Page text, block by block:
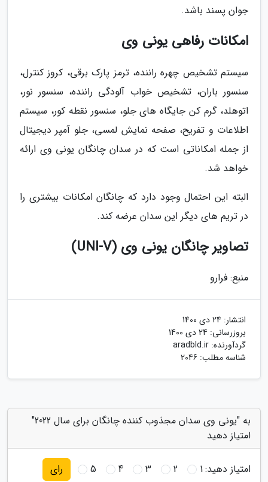
جوان پسند باشد.
امکانات رفاهی یونی وی
سیستم تشخیص چهره راننده، ترمز پارک برقی، کروز کنترل،
سنسور باران، تشخیص خواب آلودگی راننده، سنسور نور،
اتوهلد، گرم کن جایگاه های جلو، سنسور نقطه کور، سیستم
اطلاعات و تفریح، صفحه نمایش لمسی، جلو آمپر دیجیتال
از جمله امکاناتی است که در سدان چانگان یونی وی ارائه
خواهد شد.
البته این احتمال وجود دارد که چانگان امکانات بیشتری را
در تریم های دیگر این سدان عرضه کند.
تصاویر چانگان یونی وی (UNI-V)
منبع: فرارو
انتشار: 24 دی 1400
بروزرسانی: 24 دی 1400
گردآورنده: aradbld.ir
شناسه مطلب: 2046
به "یونی وی سدان مجذوب کننده چانگان برای سال 2022"
امتیاز دهید
امتیاز دهید:1
2
3
4
5 رای